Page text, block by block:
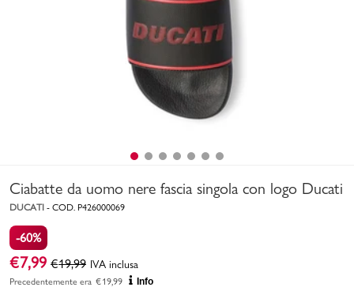
Bambino
Marchi
Ciabatte da uomo nere fascia singola con logo Ducati
DUCATI - COD. P426000069
-60%
€7,99 €19,99 IVA inclusa
Precedentemente era €19,99 Info